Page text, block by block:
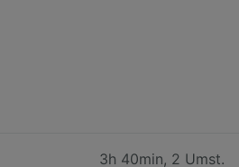
3h 40min, 2 Umst.